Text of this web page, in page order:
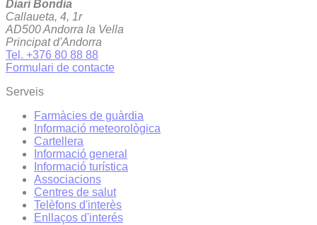
Diari Bondia
Callaueta, 4, 1r
AD500 Andorra la Vella
Principat d'Andorra
Tel. +376 80 88 88
Formulari de contacte
Serveis
Farmàcies de guàrdia
Informació meteorològica
Cartellera
Informació general
Informació turística
Associacions
Centres de salut
Telèfons d'interès
Enllaços d'interés